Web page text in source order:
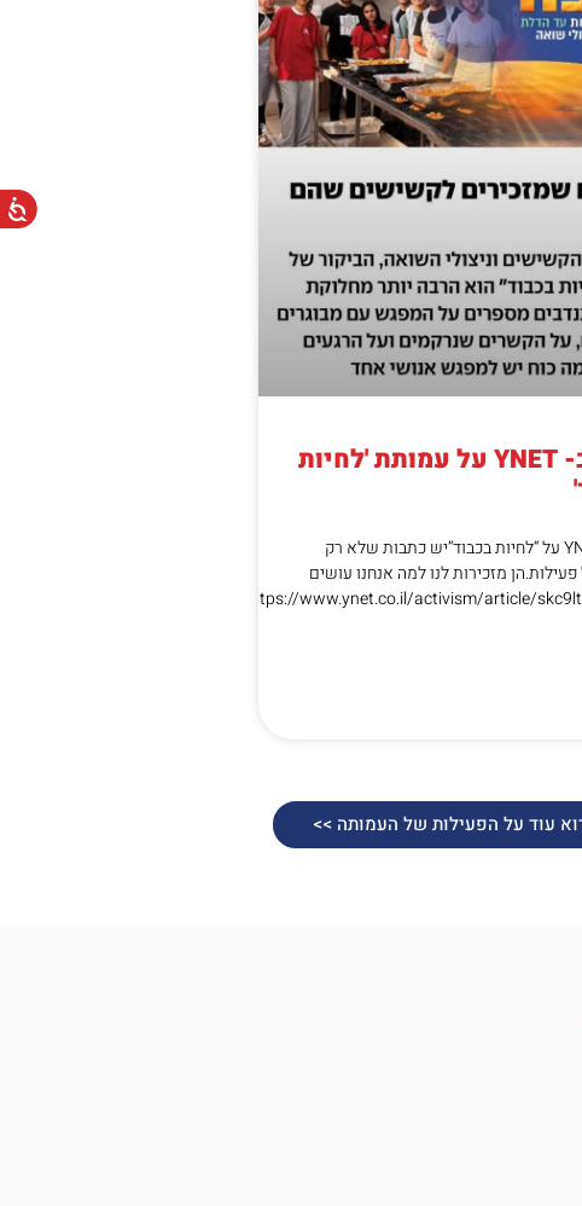
כתבה ב- YNET על עמותת 'לחיות
כתבה ב YNET על “לחיות בכבוד”יש כתבות שלא רק
מזכירות לנו למה אנחנו עושים
עוד על הפעילות של העמותה >>